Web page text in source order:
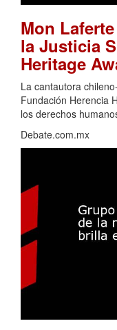
Mon
la Justicia
Heritage
La cantautora
Fundación Herencia
los derechos
Debate.com.mx